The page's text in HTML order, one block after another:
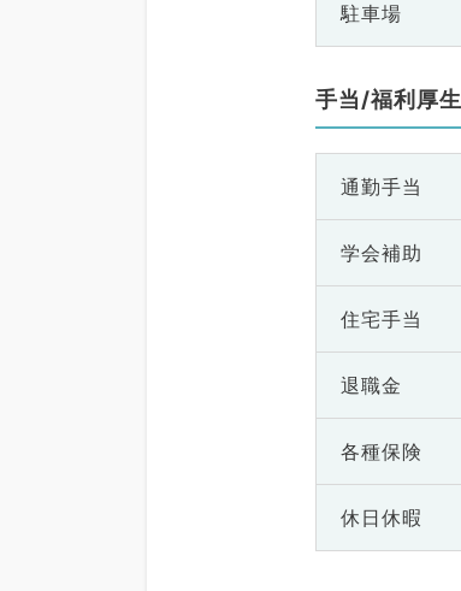
駐車場
手当/福利厚生
通勤手当
学会補助
住宅手当
退職金
各種保険
休日休暇